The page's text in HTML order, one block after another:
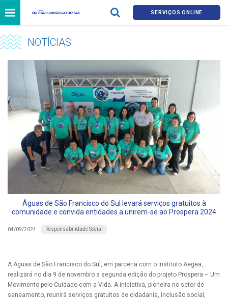
SERVIÇOS ONLINE
NOTÍCIAS
Águas de São Francisco do Sul levará serviços gratuitos à
comunidade e convida entidades a unirem-se ao Prospera 2024
04/09/2024 Responsabilidade Social
A Águas de São Francisco do Sul, em parceria com o Instituto Aegea,
realizará no dia 9 de novembro a segunda edição do projeto Prospera – Um
Movimento pelo Cuidado com a Vida. A iniciativa, pioneira no setor de
saneamento, reunirá serviços gratuitos de cidadania, inclusão social,